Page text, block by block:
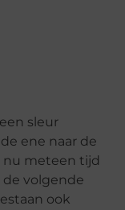
sleur
ene naar de
nu meteen tijd
volgende
ook